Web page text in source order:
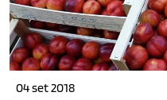
04 set 2018